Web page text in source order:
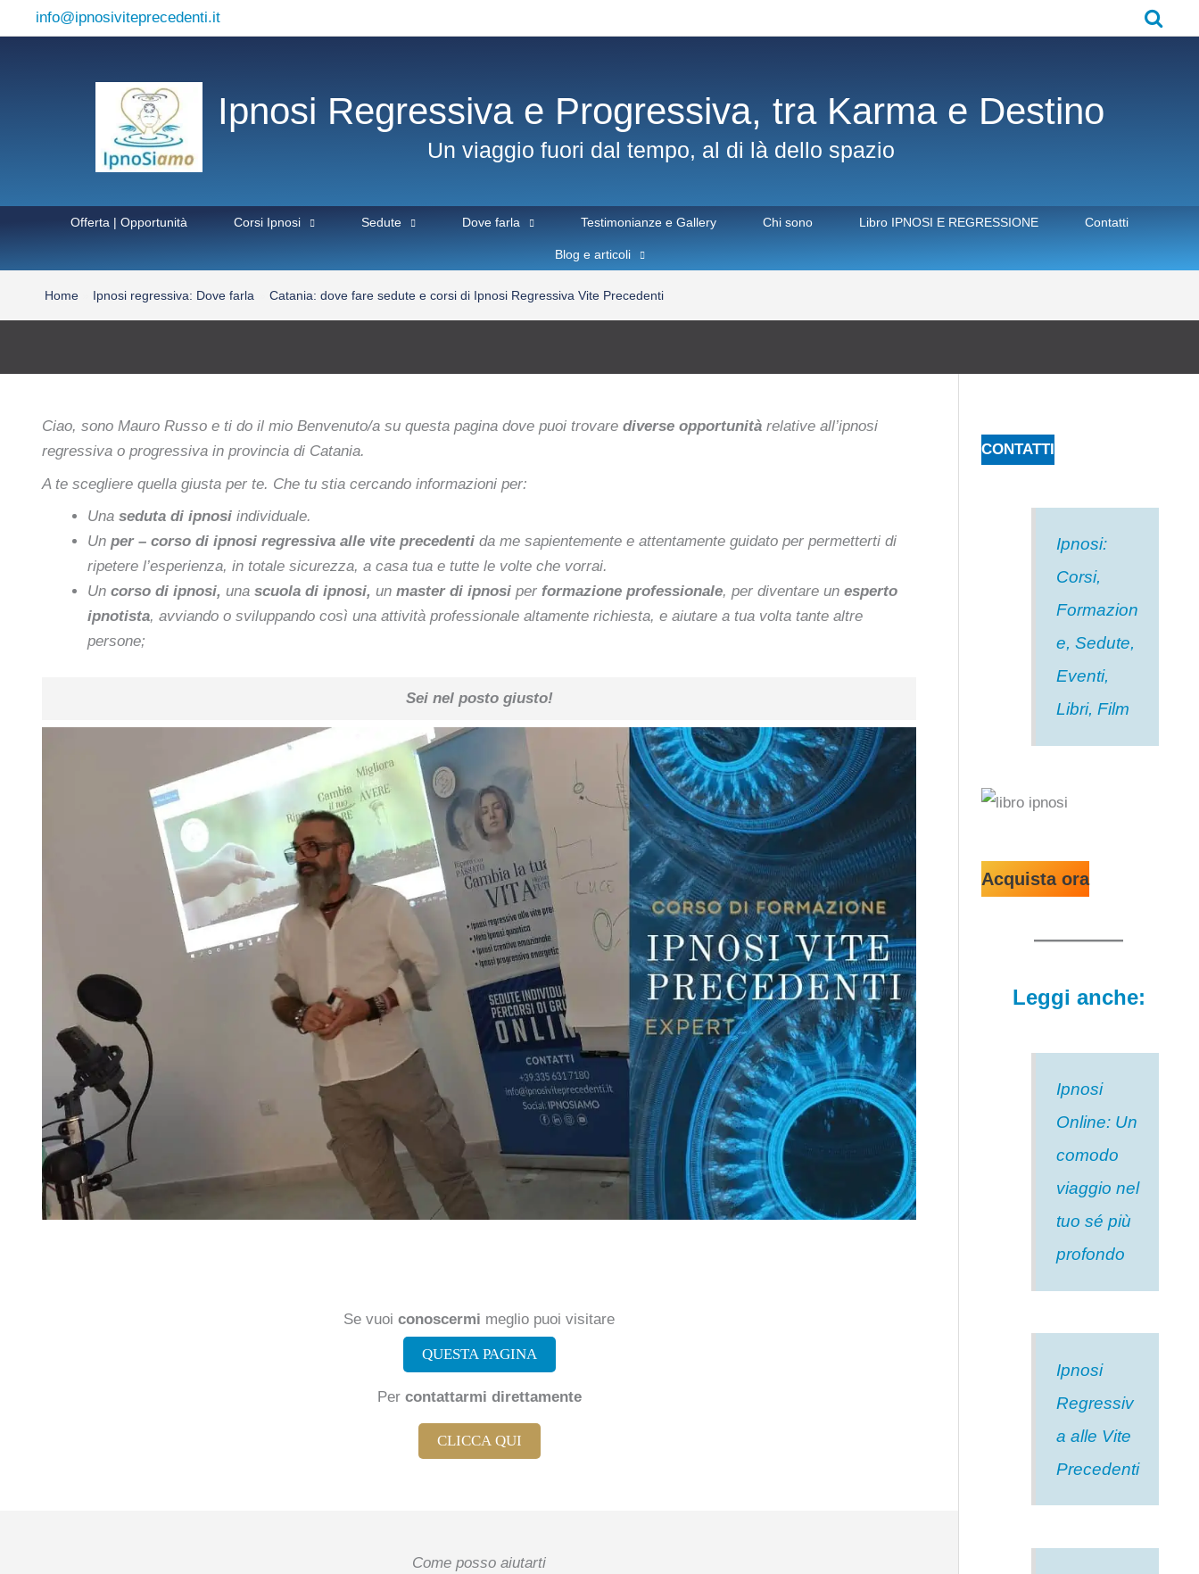
al
info@ipnosiviteprecedenti.it Cerca
Ipnosi Regressiva e Progressiva, tra Karma e Destino
Un viaggio fuori dal tempo, al di là dello spazio
Offerta | Opportunità Corsi Ipnosi Sedute Dove farla Testimonianze e Gallery Chi sono Libro IPNOSI E REGRESSIONE Contatti
Blog e articoli
Home Ipnosi regressiva: Dove farla Catania: dove fare sedute e corsi di Ipnosi Regressiva Vite Precedenti
Ciao, sono Mauro Russo e ti do il mio Benvenuto/a su questa pagina dove puoi trovare diverse opportunitàrelative all’ipnosi
regressiva o progressiva in provincia di Catania.
A te scegliere quella giusta per te. Che tu stia cercando informazioni per:
Una seduta di ipnosiindividuale.
Un per – corso di ipnosi regressiva alle vite precedenti da me sapientemente e attentamente guidato per permetterti di
ripetere l’esperienza, in totale sicurezza, a casa tua e tutte le volte che vorrai.
Un corso di ipnosi, una scuola di ipnosi, unmaster di ipnosi performazione professionale, per diventare un esperto
ipnotista, avviando o sviluppando così una attività professionale altamente richiesta, e aiutare a tua volta tante altre
persone;
Sei nel posto giusto!
Se vuoiconoscermi meglio puoi visitare
QUESTA PAGINA
Per contattarmi direttamente
CLICCA QUI
Come posso aiutarti
CONTATTI
Ipnosi:
Corsi,
Formazion
e, Sedute,
Eventi,
Libri, Film
Acquista ora
Leggi anche:
Ipnosi
Online: Un
comodo
viaggio nel
tuo sé più
profondo
Ipnosi
Regressiv
a alle Vite
Precedenti